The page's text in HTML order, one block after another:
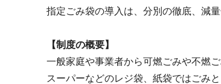
指定ごみ袋の導入は、分別の徹底、減
【制度の概要】
一般家庭や事業者から可燃ごみや不燃ご
スーパーなどのレジ袋、紙袋ではごみ